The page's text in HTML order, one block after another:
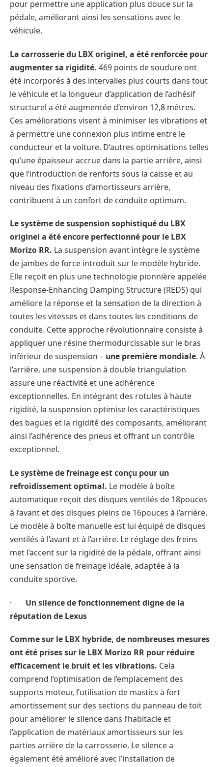
pour permettre une application plus douce sur la
pédale, améliorant ainsi les sensations avec le
véhicule.
La carrosserie du LBX originel, a été renforcée pour
augmenter sa rigidité. 469 points de soudure ont
été incorporés à des intervalles plus courts dans tout
le véhicule et la longueur d’application de l’adhésif
structurel a été augmentée d’environ 12,8 mètres.
Ces améliorations visent à minimiser les vibrations et
à permettre une connexion plus intime entre le
conducteur et la voiture. D’autres optimisations telles
qu’une épaisseur accrue dans la partie arrière, ainsi
que l’introduction de renforts sous la caisse et au
niveau des fixations d’amortisseurs arrière,
contribuent à un confort de conduite optimum.
Le système de suspension sophistiqué du LBX
originel a été encore perfectionné pour le LBX
Morizo RR. La suspension avant intègre le système
de jambes de force introduit sur le modèle hybride.
Elle reçoit en plus une technologie pionnière appelée
Response-Enhancing Damping Structure (REDS) qui
améliore la réponse et la sensation de la direction à
toutes les vitesses et dans toutes les conditions de
conduite. Cette approche révolutionnaire consiste à
appliquer une résine thermodurcissable sur le bras
inférieur de suspension – une première mondiale. À
l’arrière, une suspension à double triangulation
assure une réactivité et une adhérence
exceptionnelles. En intégrant des rotules à haute
rigidité, la suspension optimise les caractéristiques
des bagues et la rigidité des composants, améliorant
ainsi l’adhérence des pneus et offrant un contrôle
exceptionnel.
Le système de freinage est conçu pour un
refroidissement optimal. Le modèle à boîte
automatique reçoit des disques ventilés de 18pouces
à l’avant et des disques pleins de 16pouces à l’arrière.
Le modèle à boîte manuelle est lui équipé de disques
ventilés à l’avant et à l’arrière. Le réglage des freins
met l’accent sur la rigidité de la pédale, offrant ainsi
une sensation de freinage idéale, adaptée à la
conduite sportive.
· Un silence de fonctionnement digne de la
réputation de Lexus
Comme sur le LBX hybride, de nombreuses mesures
ont été prises sur le LBX Morizo RR pour réduire
efficacement le bruit et les vibrations. Cela
comprend l’optimisation de l’emplacement des
supports moteur, l’utilisation de mastics à fort
amortissement sur des sections du panneau de toit
pour améliorer le silence dans l’habitacle et
l’application de matériaux amortisseurs sur les
parties arrière de la carrosserie. Le silence a
également été amélioré avec l’installation de